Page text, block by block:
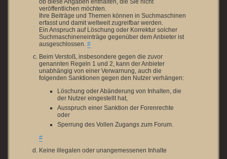
veröffentlichen möchten.
Ihre Beiträge und Themen können in Suchmaschinen
erfasst und damit weltweit zugreifbar werden.
Ein Anspruch auf Löschung oder Korrektur solcher
Suchmaschineneinträge gegenüber dem Anbieter ist
ausgeschlossen. #
Beim Verstoß, insbesondere gegen die zuvor
genannten Regeln 1 und 2, kann der Anbieter
unabhängig von einer Verwarnung, auch die
folgenden Sanktionen gegen den Nutzer verhängen:
Löschung oder Abänderung von Inhalten, die
der Nutzer eingestellt hat,
Ausspruch einer Sanktion der Forenrechte
oder
Sperrung des Vollen Zugangs zum Forum.
#
Keine illegalen oder unangemessenen Inhalte